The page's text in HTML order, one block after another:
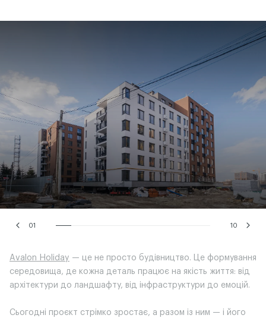
01 10
Avalon Holiday — це не просто будівництво. Це формування
середовища, де кожна деталь працює на якість життя: від
архітектури до ландшафту, від інфраструктури до емоцій.
Сьогодні проєкт стрімко зростає, а разом із ним — і його